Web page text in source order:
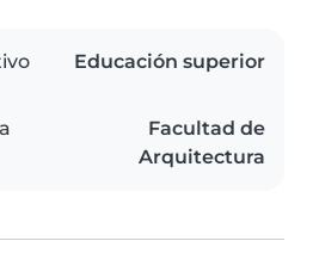
Educación superior
Facultad de
Arquitectura